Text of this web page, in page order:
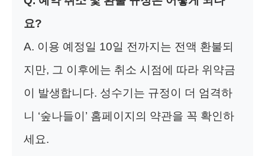
요?
A. 이용 예정일 10일 전까지는 전액 환불되
지만, 그 이후에는 취소 시점에 따라 위약금
이 발생합니다. 성수기는 규정이 더 엄격하
니 ‘숲나들이’ 홈페이지의 약관을 꼭 확인하
세요.